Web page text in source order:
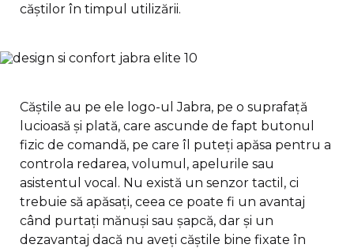
căștilor în timpul utilizării.
Căștile au pe ele logo-ul Jabra, pe o suprafață
lucioasă și plată, care ascunde de fapt butonul
fizic de comandă, pe care îl puteți apăsa pentru a
controla redarea, volumul, apelurile sau
asistentul vocal. Nu există un senzor tactil, ci
trebuie să apăsați, ceea ce poate fi un avantaj
când purtați mănuși sau șapcă, dar și un
dezavantaj dacă nu aveți căștile bine fixate în